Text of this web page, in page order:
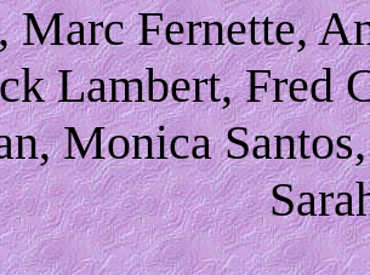
Marc Fernette,
Lambert, Fred
Monica